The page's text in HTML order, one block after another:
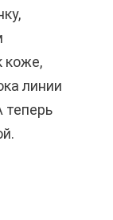
коже,
линии
теперь